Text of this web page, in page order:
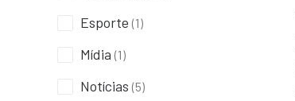
Esporte (1)
Mídia (1)
Notícias (5)